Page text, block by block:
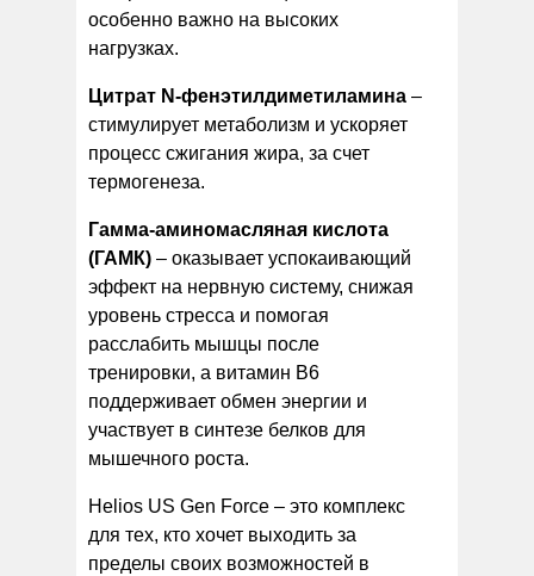
особенно важно на высоких
нагрузках.
Цитрат N-фенэтилдиметиламина –
стимулирует метаболизм и ускоряет
процесс сжигания жира, за счет
термогенеза.
Гамма-аминомасляная кислота
(ГАМК) – оказывает успокаивающий
эффект на нервную систему, снижая
уровень стресса и помогая
расслабить мышцы после
тренировки, а витамин В6
поддерживает обмен энергии и
участвует в синтезе белков для
мышечного роста.
Helios US Gen Force – это комплекс
для тех, кто хочет выходить за
пределы своих возможностей в